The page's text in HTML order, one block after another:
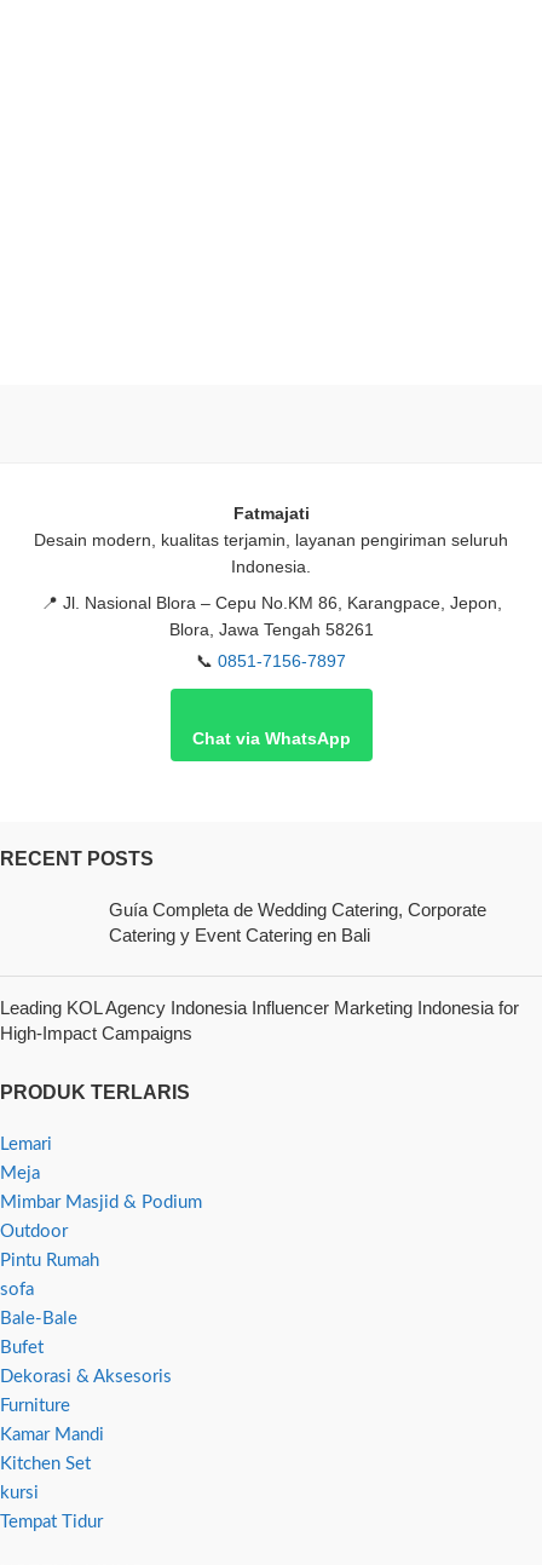
Fatmajati
Desain modern, kualitas terjamin, layanan pengiriman seluruh
Indonesia.
📍 Jl. Nasional Blora – Cepu No.KM 86, Karangpace, Jepon,
Blora, Jawa Tengah 58261
📞 0851-7156-7897
Chat via WhatsApp
RECENT POSTS
Guía Completa de Wedding Catering, Corporate
Catering y Event Catering en Bali
Leading KOL Agency Indonesia Influencer Marketing Indonesia for
High-Impact Campaigns
PRODUK TERLARIS
Lemari
Meja
Mimbar Masjid & Podium
Outdoor
Pintu Rumah
sofa
Bale-Bale
Bufet
Dekorasi & Aksesoris
Furniture
Kamar Mandi
Kitchen Set
kursi
Tempat Tidur